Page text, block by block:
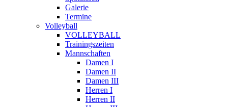
Galerie
Termine
Volleyball
VOLLEYBALL
Trainingszeiten
Mannschaften
Damen I
Damen II
Damen III
Herren I
Herren II